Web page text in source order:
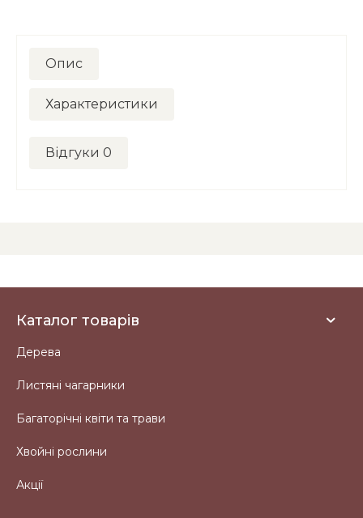
Опис
Характеристики
Відгуки 0
Каталог товарів
Дерева
Листяні чагарники
Багаторічні квіти та трави
Хвойні рослини
Акції